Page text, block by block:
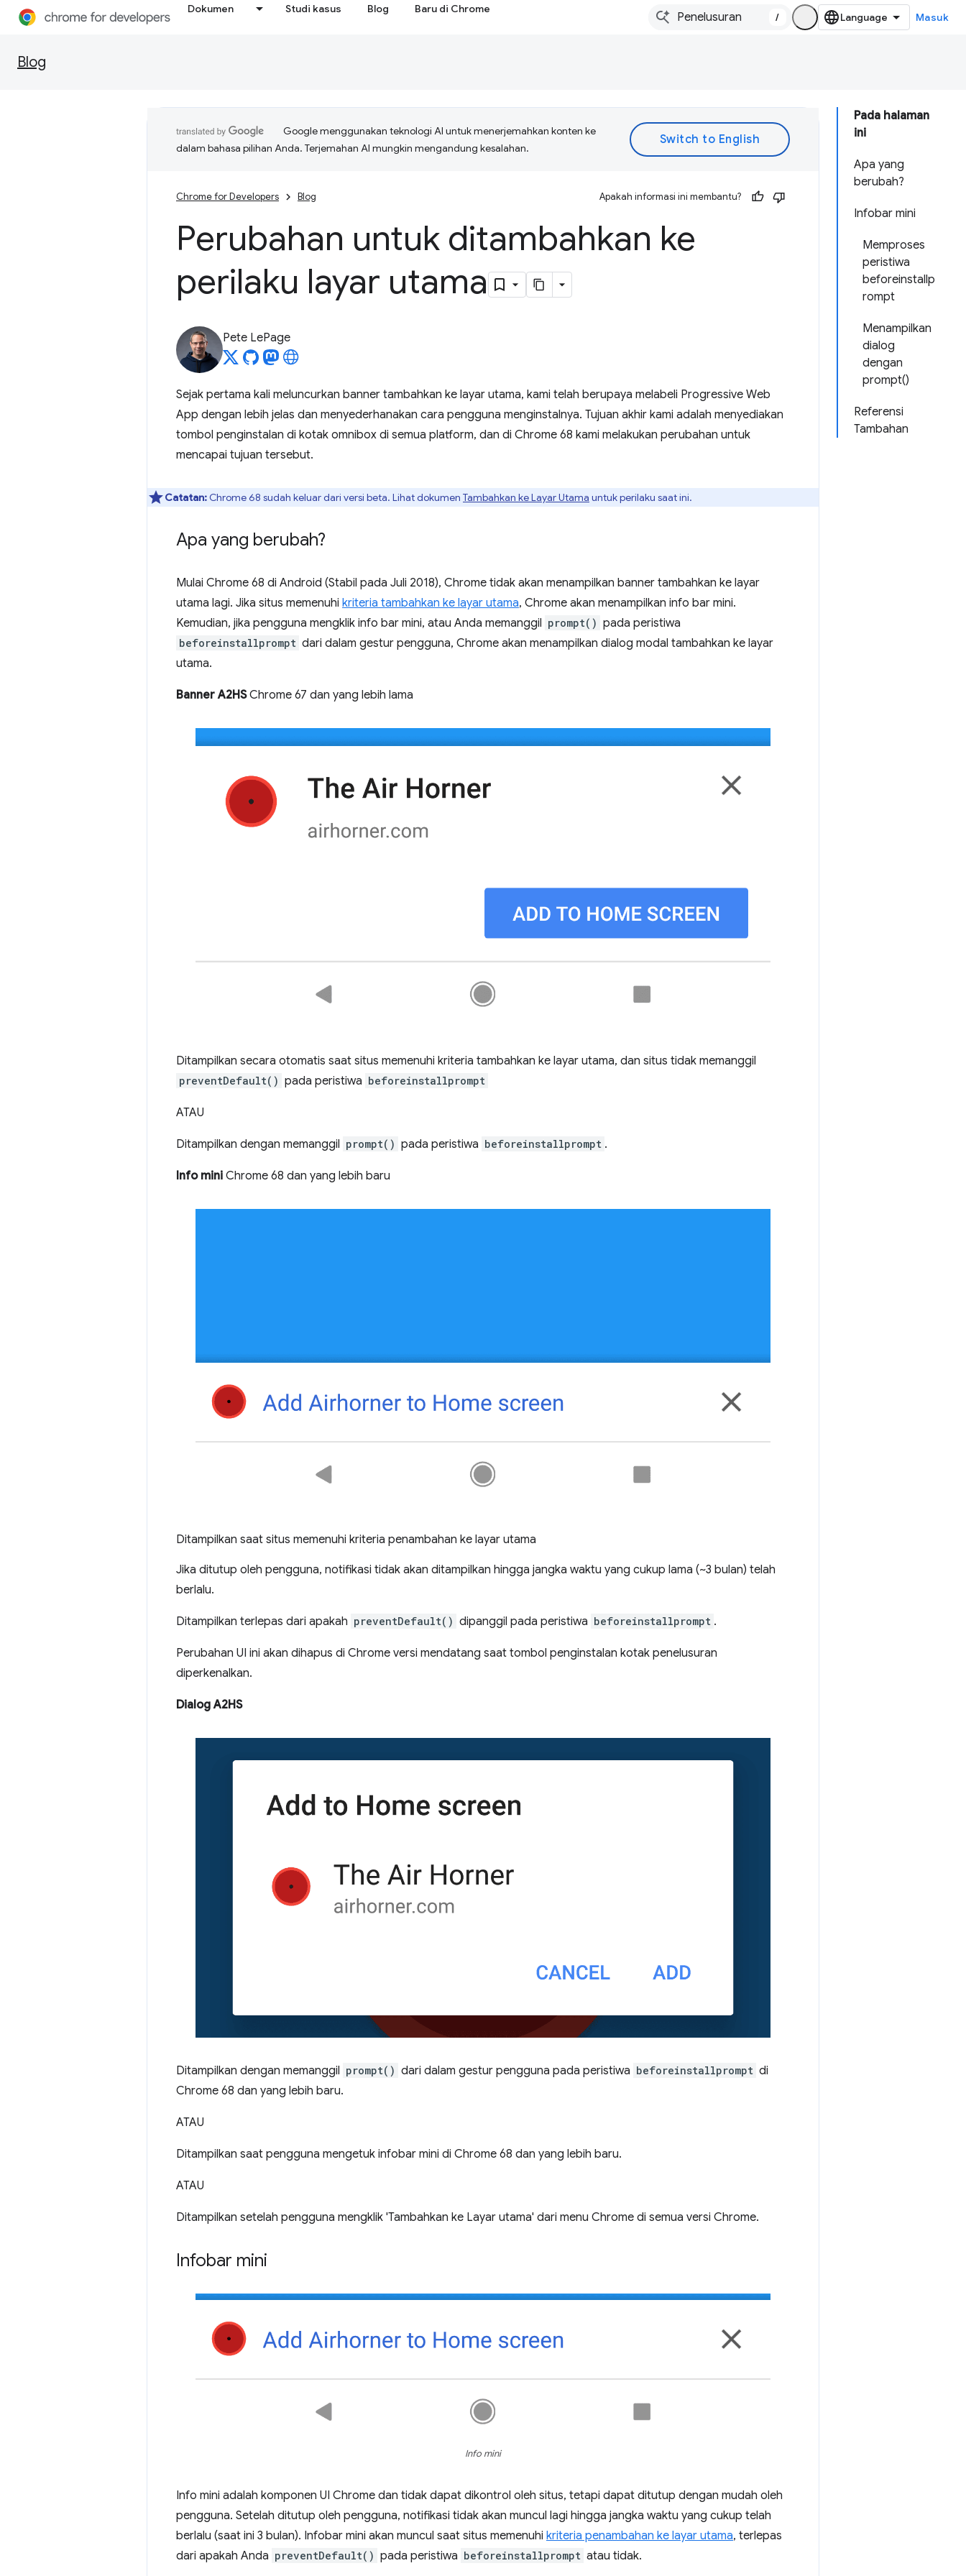
Dokumen Studi kasus Blog Baru di Chrome
/ Masuk
Blog
Pada halaman
ini
Apa yang
berubah?
Infobar mini
Memproses
peristiwa
beforeinstallp
rompt
Menampilkan
dialog
dengan
prompt()
Referensi
Tambahan
Google menggunakan teknologi AI untuk menerjemahkan konten ke
dalam bahasa pilihan Anda. Terjemahan AI mungkin mengandung kesalahan.
Chrome for Developers Blog Apakah informasi ini membantu?
Perubahan untuk ditambahkan ke
perilaku layar utama
Pete LePage
Sejak pertama kali meluncurkan banner tambahkan ke layar utama, kami telah berupaya melabeli Progressive Web
App dengan lebih jelas dan menyederhanakan cara pengguna menginstalnya. Tujuan akhir kami adalah menyediakan
tombol penginstalan di kotak omnibox di semua platform, dan di Chrome 68 kami melakukan perubahan untuk
mencapai tujuan tersebut.
Catatan: Chrome 68 sudah keluar dari versi beta. Lihat dokumen Tambahkan ke Layar Utama untuk perilaku saat ini.
Apa yang berubah?
Mulai Chrome 68 di Android (Stabil pada Juli 2018), Chrome tidak akan menampilkan banner tambahkan ke layar
utama lagi. Jika situs memenuhi kriteria tambahkan ke layar utama, Chrome akan menampilkan info bar mini.
Kemudian, jika pengguna mengklik info bar mini, atau Anda memanggil prompt() pada peristiwa
beforeinstallprompt dari dalam gestur pengguna, Chrome akan menampilkan dialog modal tambahkan ke layar
utama.
Banner A2HSChrome 67 dan yang lebih lama
Ditampilkan secara otomatis saat situs memenuhi kriteria tambahkan ke layar utama, dan situs tidak memanggil
preventDefault() pada peristiwa beforeinstallprompt
ATAU
Ditampilkan dengan memanggil prompt() pada peristiwa beforeinstallprompt .
Info mini Chrome 68 dan yang lebih baru
Ditampilkan saat situs memenuhi kriteria penambahan ke layar utama
Jika ditutup oleh pengguna, notifikasi tidak akan ditampilkan hingga jangka waktu yang cukup lama (~3 bulan) telah
berlalu.
Ditampilkan terlepas dari apakah preventDefault() dipanggil pada peristiwa beforeinstallprompt .
Perubahan UI ini akan dihapus di Chrome versi mendatang saat tombol penginstalan kotak penelusuran
diperkenalkan.
Dialog A2HS
Ditampilkan dengan memanggil prompt() dari dalam gestur pengguna pada peristiwa beforeinstallprompt di
Chrome 68 dan yang lebih baru.
ATAU
Ditampilkan saat pengguna mengetuk infobar mini di Chrome 68 dan yang lebih baru.
ATAU
Ditampilkan setelah pengguna mengklik 'Tambahkan ke Layar utama' dari menu Chrome di semua versi Chrome.
Infobar mini
Info mini
Info mini adalah komponen UI Chrome dan tidak dapat dikontrol oleh situs, tetapi dapat ditutup dengan mudah oleh
pengguna. Setelah ditutup oleh pengguna, notifikasi tidak akan muncul lagi hingga jangka waktu yang cukup telah
berlalu (saat ini 3 bulan). Infobar mini akan muncul saat situs memenuhi kriteria penambahan ke layar utama, terlepas
dari apakah Anda preventDefault() pada peristiwa beforeinstallprompt atau tidak.